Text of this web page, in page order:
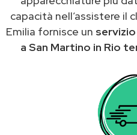
capacità nell’assistere il
Emilia fornisce un
a San Martino in Rio